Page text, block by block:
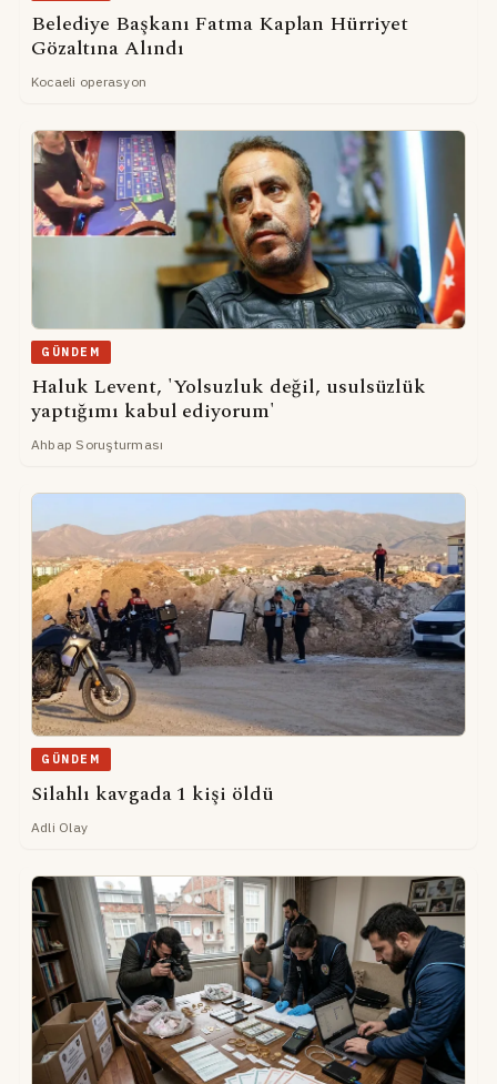
Belediye Başkanı Fatma Kaplan Hürriyet
Gözaltına Alındı
Kocaeli operasyon
GÜNDEM
Haluk Levent, 'Yolsuzluk değil, usulsüzlük
yaptığımı kabul ediyorum'
Ahbap Soruşturması
GÜNDEM
Silahlı kavgada 1 kişi öldü
Adli Olay